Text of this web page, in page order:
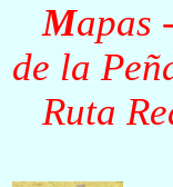
Mapas
de la
Ruta